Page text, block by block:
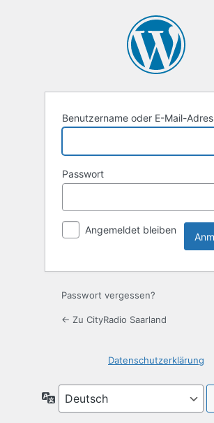
Benutzername oder E-Mail-
Passwort
Angemeldet bleiben
Passwort vergessen?
← Zu CityRadio Saarland
Datenschutzerklärung
Sprache